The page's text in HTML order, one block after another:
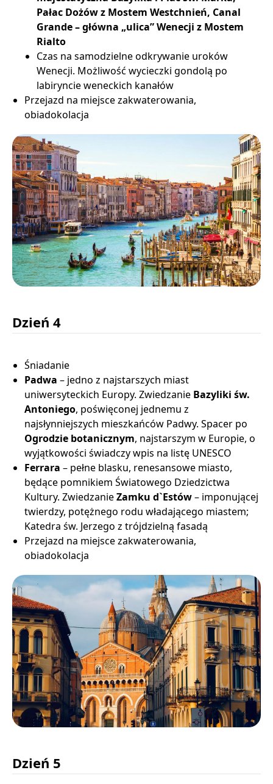
Pałac Dożów z Mostem Westchnień, Canal
Grande – główna „ulica” Wenecji z Mostem
Rialto
Czas na samodzielne odkrywanie uroków
Wenecji. Możliwość wycieczki gondolą po
labiryncie weneckich kanałów
Przejazd na miejsce zakwaterowania,
obiadokolacja
Dzień 4
Śniadanie
Padwa – jedno z najstarszych miast
uniwersyteckich Europy. Zwiedzanie Bazyliki św.
Antoniego, poświęconej jednemu z
najsłynniejszych mieszkańców Padwy. Spacer po
Ogrodzie botanicznym, najstarszym w Europie, o
wyjątkowości świadczy wpis na listę UNESCO
Ferrara – pełne blasku, renesansowe miasto,
będące pomnikiem Światowego Dziedzictwa
Kultury. ZwiedzanieZamku d`Estów– imponującej
twierdzy, potężnego rodu władającego miastem;
Katedra św. Jerzego z trójdzielną fasadą
Przejazd na miejsce zakwaterowania,
obiadokolacja
Dzień 5